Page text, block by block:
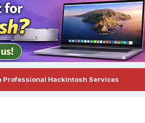
Professional Hackintosh Services